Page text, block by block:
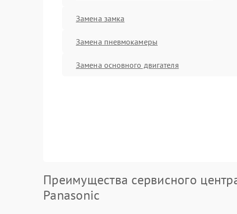
Замена замка
Замена пневмокамеры
Замена основного двигателя
Преимущества сервисного
Panasonic